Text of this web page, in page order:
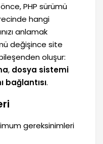
PHP sürümü
hangi
anlamak
değişince site
oluşur:
, dosya sistemi
bağlantısı.
gereksinimleri